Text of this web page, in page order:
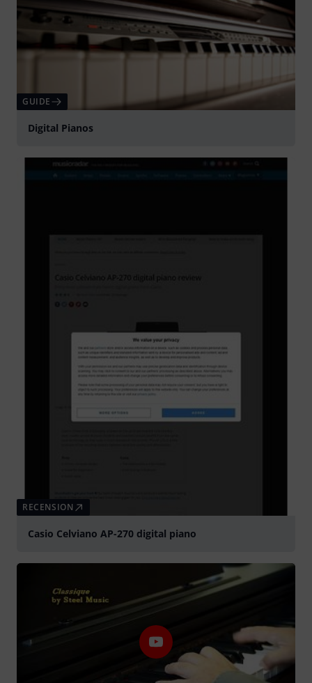
GUIDE
Digital Pianos
RECENSION
Casio Celviano AP-270 digital piano